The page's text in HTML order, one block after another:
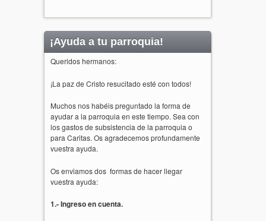
¡Ayuda a tu parroquia!
Queridos hermanos:
¡La paz de Cristo resucitado esté con todos!
Muchos nos habéis preguntado la forma de
ayudar a la parroquia en este tiempo. Sea con
los gastos de subsistencia de la parroquia o
para Caritas. Os agradecemos profundamente
vuestra ayuda.
Os enviamos dos formas de hacer llegar
vuestra ayuda:
1.- Ingreso en cuenta.